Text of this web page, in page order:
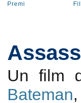
Premi
Un film
Bateman,